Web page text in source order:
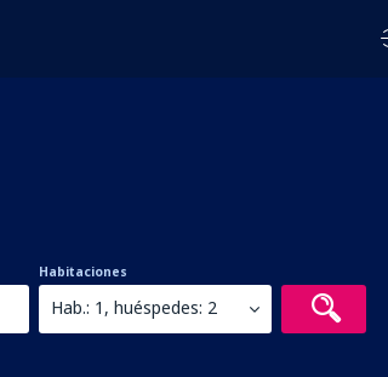
Habitaciones
Hab.: 1, huéspedes: 2